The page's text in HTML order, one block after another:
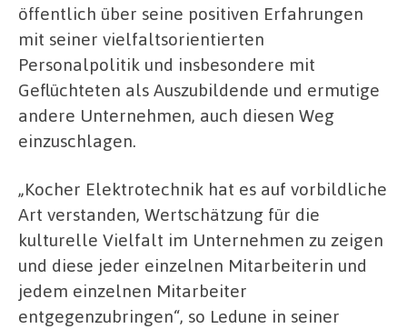
öffentlich über seine positiven Erfahrungen
mit seiner vielfaltsorientierten
Personalpolitik und insbesondere mit
Geflüchteten als Auszubildende und ermutige
andere Unternehmen, auch diesen Weg
einzuschlagen.
„Kocher Elektrotechnik hat es auf vorbildliche
Art verstanden, Wertschätzung für die
kulturelle Vielfalt im Unternehmen zu zeigen
und diese jeder einzelnen Mitarbeiterin und
jedem einzelnen Mitarbeiter
entgegenzubringen“, so Ledune in seiner